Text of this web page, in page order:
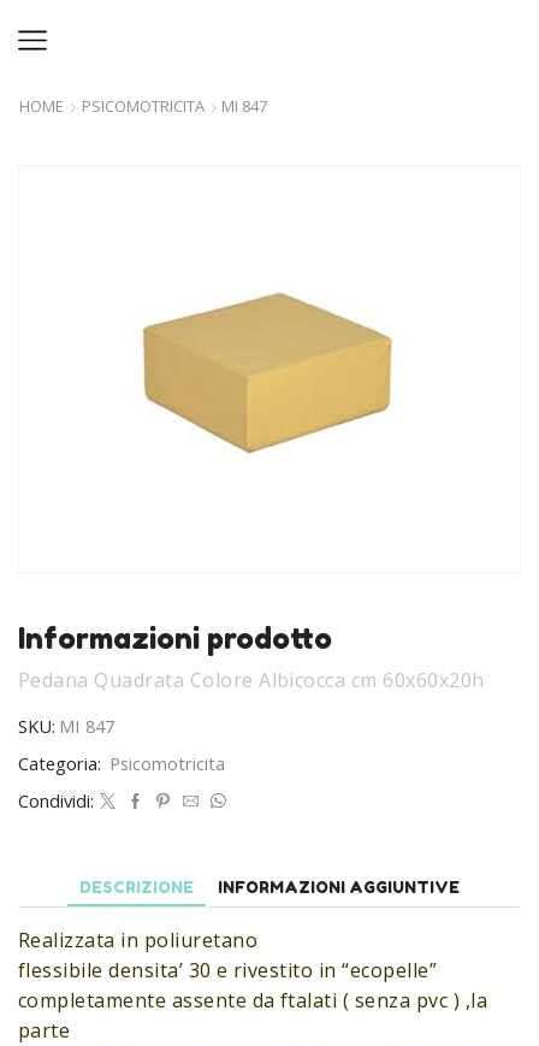
HOME PSICOMOTRICITA MI 847
Informazioni prodotto
Pedana Quadrata Colore Albicocca cm 60x60x20h
SKU: MI 847
Categoria: Psicomotricita
Condividi:
DESCRIZIONE INFORMAZIONI AGGIUNTIVE
Realizzata in poliuretano
flessibile densita’ 30 e rivestito in “ecopelle”
completamente assente da ftalati ( senza pvc ) ,la
parte